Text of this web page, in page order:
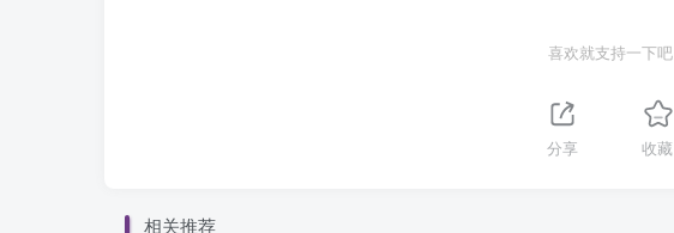
喜欢就支持一下吧
分享 收藏
相关推荐